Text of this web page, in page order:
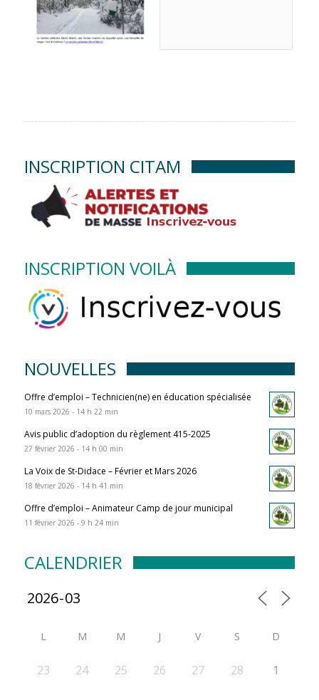
INSCRIPTION CITAM
INSCRIPTION VOILÀ
NOUVELLES
Offre d’emploi – Technicien(ne) en éducation spécialisée
10 mars 2026 - 14 h 22 min
Avis public d’adoption du règlement 415-2025
27 février 2026 - 14 h 00 min
La Voix de St-Didace – Février et Mars 2026
18 février 2026 - 14 h 41 min
Offre d’emploi – Animateur Camp de jour municipal
11 février 2026 - 9 h 24 min
CALENDRIER
L M M J V S D
23 24 25 26 27 28 1